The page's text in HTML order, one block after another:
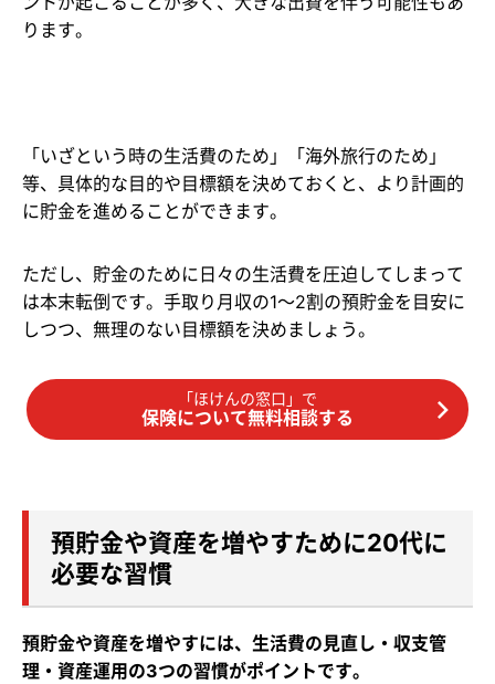
ります。
「いざという時の生活費のため」「海外旅行のため」
等、具体的な目的や目標額を決めておくと、より計画的
に貯金を進めることができます。
ただし、貯金のために日々の生活費を圧迫してしまって
は本末転倒です。手取り月収の1～2割の預貯金を目安に
しつつ、無理のない目標額を決めましょう。
「ほけんの窓口」で
保険について無料相談する
預貯金や資産を増やすために20代に
必要な習慣
預貯金や資産を増やすには、生活費の見直し・収支管
理・資産運用の3つの習慣がポイントです。